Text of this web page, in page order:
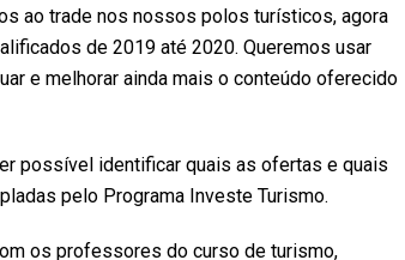
ao trade nos nossos polos turísticos, agora
de 2019 até 2020. Queremos usar
e melhorar ainda mais o conteúdo oferecido
possível identificar quais as ofertas e quais
pelo Programa Investe Turismo.
os professores do curso de turismo,